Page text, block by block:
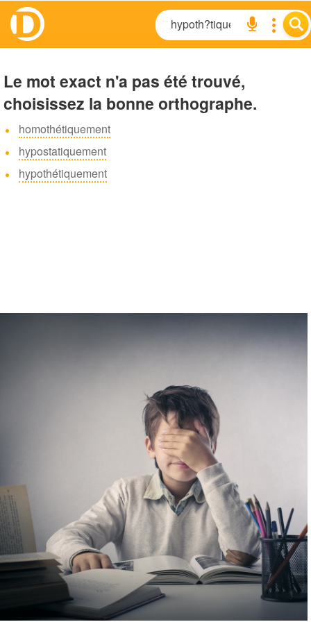
Le mot exact n'a pas été trouvé,
choisissez la bonne orthographe.
homothétiquement
hypostatiquement
hypothétiquement